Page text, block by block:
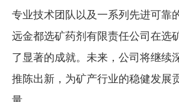
专业技术团队以及一系列先进可靠
远金都选矿药剂有限责任公司在选
了显著的成就。未来，公司将继续
推陈出新，为矿产行业的稳健发展